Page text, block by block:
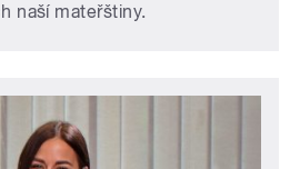
naší mateřštiny.